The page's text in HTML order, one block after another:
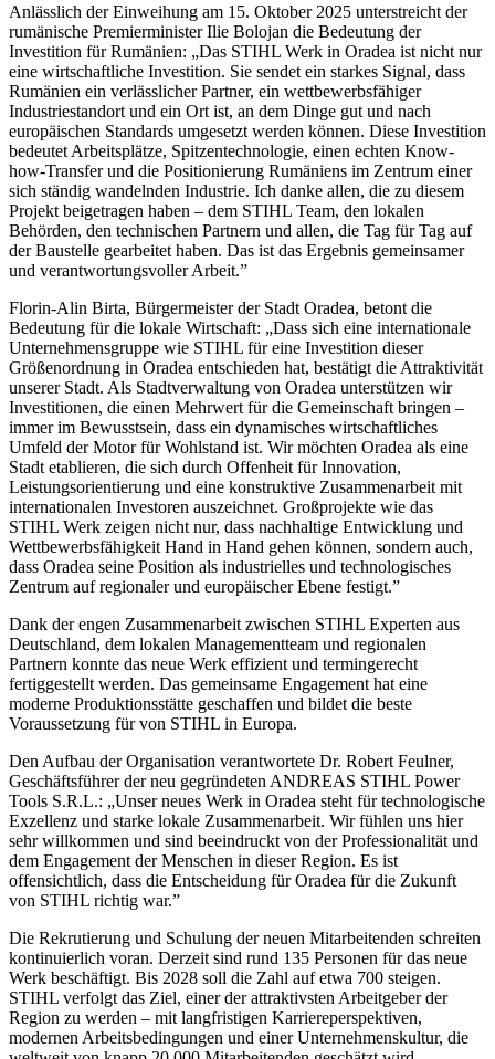
Anlässlich der Einweihung am 15. Oktober 2025 unterstreicht der
rumänische Premierminister Ilie Bolojan die Bedeutung der
Investition für Rumänien: „Das STIHL Werk in Oradea ist nicht nur
eine wirtschaftliche Investition. Sie sendet ein starkes Signal, dass
Rumänien ein verlässlicher Partner, ein wettbewerbsfähiger
Industriestandort und ein Ort ist, an dem Dinge gut und nach
europäischen Standards umgesetzt werden können. Diese Investition
bedeutet Arbeitsplätze, Spitzentechnologie, einen echten Know-
how-Transfer und die Positionierung Rumäniens im Zentrum einer
sich ständig wandelnden Industrie. Ich danke allen, die zu diesem
Projekt beigetragen haben – dem STIHL Team, den lokalen
Behörden, den technischen Partnern und allen, die Tag für Tag auf
der Baustelle gearbeitet haben. Das ist das Ergebnis gemeinsamer
und verantwortungsvoller Arbeit.”
Florin-Alin Birta, Bürgermeister der Stadt Oradea, betont die
Bedeutung für die lokale Wirtschaft: „Dass sich eine internationale
Unternehmensgruppe wie STIHL für eine Investition dieser
Größenordnung in Oradea entschieden hat, bestätigt die Attraktivität
unserer Stadt. Als Stadtverwaltung von Oradea unterstützen wir
Investitionen, die einen Mehrwert für die Gemeinschaft bringen –
immer im Bewusstsein, dass ein dynamisches wirtschaftliches
Umfeld der Motor für Wohlstand ist. Wir möchten Oradea als eine
Stadt etablieren, die sich durch Offenheit für Innovation,
Leistungsorientierung und eine konstruktive Zusammenarbeit mit
internationalen Investoren auszeichnet. Großprojekte wie das
STIHL Werk zeigen nicht nur, dass nachhaltige Entwicklung und
Wettbewerbsfähigkeit Hand in Hand gehen können, sondern auch,
dass Oradea seine Position als industrielles und technologisches
Zentrum auf regionaler und europäischer Ebene festigt.”
Dank der engen Zusammenarbeit zwischen STIHL Experten aus
Deutschland, dem lokalen Managementteam und regionalen
Partnern konnte das neue Werk effizient und termingerecht
fertiggestellt werden. Das gemeinsame Engagement hat eine
moderne Produktionsstätte geschaffen und bildet die beste
Voraussetzung für von STIHL in Europa.
Den Aufbau der Organisation verantwortete Dr. Robert Feulner,
Geschäftsführer der neu gegründeten ANDREAS STIHL Power
Tools S.R.L.: „Unser neues Werk in Oradea steht für technologische
Exzellenz und starke lokale Zusammenarbeit. Wir fühlen uns hier
sehr willkommen und sind beeindruckt von der Professionalität und
dem Engagement der Menschen in dieser Region. Es ist
offensichtlich, dass die Entscheidung für Oradea für die Zukunft
von STIHL richtig war.”
Die Rekrutierung und Schulung der neuen Mitarbeitenden schreiten
kontinuierlich voran. Derzeit sind rund 135 Personen für das neue
Werk beschäftigt. Bis 2028 soll die Zahl auf etwa 700 steigen.
STIHL verfolgt das Ziel, einer der attraktivsten Arbeitgeber der
Region zu werden – mit langfristigen Karriereperspektiven,
modernen Arbeitsbedingungen und einer Unternehmenskultur, die